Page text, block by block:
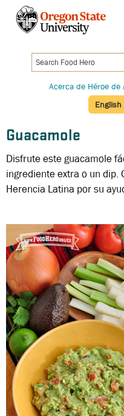
Pasar
principal
Acerca de Héroe de
English
Guacamole
Disfrute este guacamole
ingrediente extra o un dip.
Herencia Latina por su